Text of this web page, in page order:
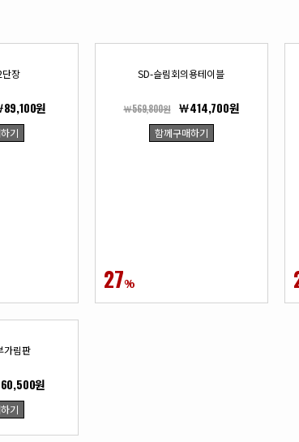
장
89,100원
기
27%
SD-슬림회의용테이블
￦569,800원 ￦414,700원
함께구매하기
가림판
원
기